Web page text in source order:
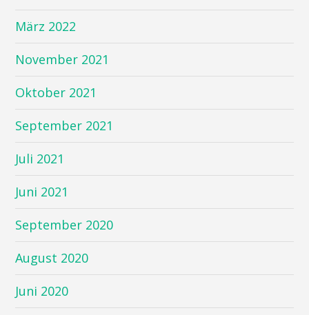
März 2022
November 2021
Oktober 2021
September 2021
Juli 2021
Juni 2021
September 2020
August 2020
Juni 2020